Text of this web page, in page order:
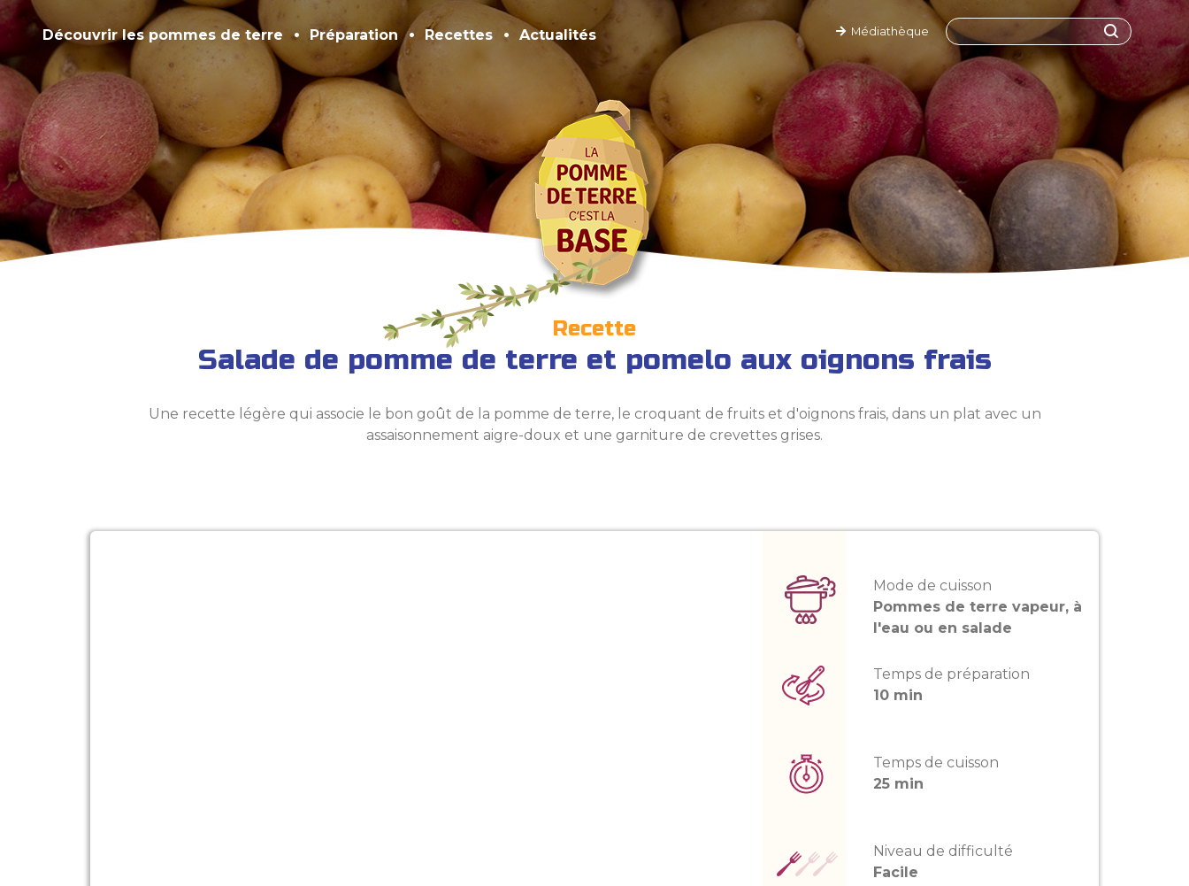
Découvrir les pommes de terre Préparation Recettes Actualités Médiathèque
Recette
Salade de pomme de terre et pomelo aux oignons frais
Une recette légère qui associe le bon goût de la pomme de terre, le croquant de fruits et d'oignons frais, dans un plat avec un
assaisonnement aigre-doux et une garniture de crevettes grises.
Mode de cuisson
Pommes de terre vapeur, à
l'eau ou en salade
Temps de préparation
10 min
Temps de cuisson
25 min
Niveau de difficulté
Facile